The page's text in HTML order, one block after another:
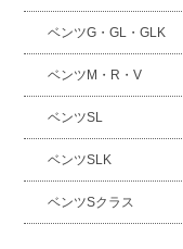
ベンツG・GL・GLK
ベンツM・R・V
ベンツSL
ベンツSLK
ベンツSクラス